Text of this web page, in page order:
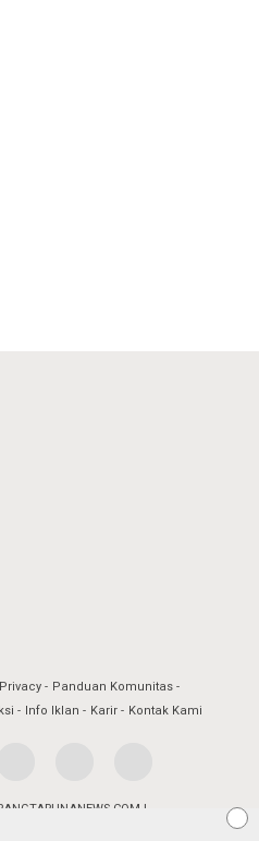
Panduan Komunitas
Info Iklan Karir Kontak Kami
|